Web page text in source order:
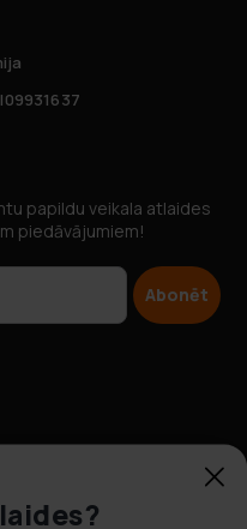
papildu veikala atlaides
piedāvājumiem!
Abonēt